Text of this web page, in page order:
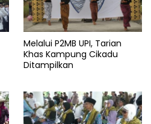
Melalui P2MB UPI, Tarian
Khas Kampung Cikadu
Ditampilkan